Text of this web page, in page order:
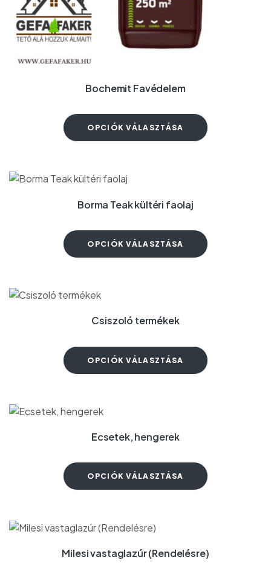
Bochemit Favédelem
OPCIÓK VÁLASZTÁSA
Borma Teak kültéri faolaj
OPCIÓK VÁLASZTÁSA
Csiszoló termékek
OPCIÓK VÁLASZTÁSA
Ecsetek, hengerek
OPCIÓK VÁLASZTÁSA
Milesi vastaglazúr (Rendelésre)